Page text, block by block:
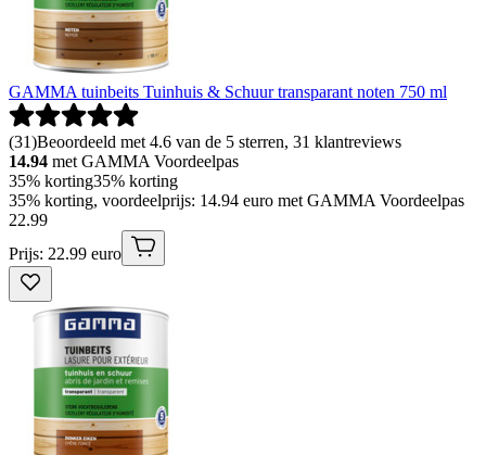
GAMMA tuinbeits Tuinhuis & Schuur transparant noten 750 ml
(31)Beoordeeld met 4.6 van de 5 sterren, 31 klantreviews
14.94 met GAMMA Voordeelpas
35% korting35% korting
35% korting, voordeelprijs: 14.94 euro met GAMMA Voordeelpas
22.99
Prijs: 22.99 euro